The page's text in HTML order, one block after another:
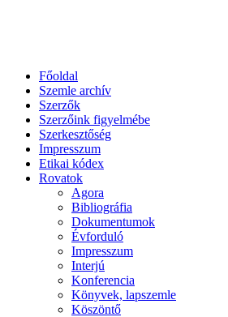
Főoldal
Szemle archív
Szerzők
Szerzőink figyelmébe
Szerkesztőség
Impresszum
Etikai kódex
Rovatok
Agora
Bibliográfia
Dokumentumok
Évforduló
Impresszum
Interjú
Konferencia
Könyvek, lapszemle
Köszöntő